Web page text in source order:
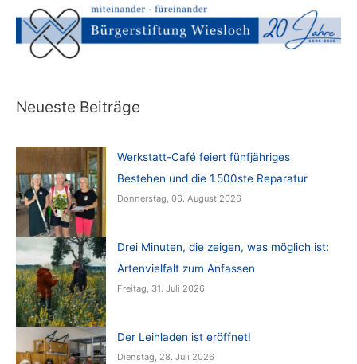
Neueste Beiträge
Werkstatt-Café feiert fünfjähriges
Bestehen und die 1.500ste Reparatur
Donnerstag, 06. August 2026
Drei Minuten, die zeigen, was möglich ist:
Artenvielfalt zum Anfassen
Freitag, 31. Juli 2026
Der Leihladen ist eröffnet!
Dienstag, 28. Juli 2026